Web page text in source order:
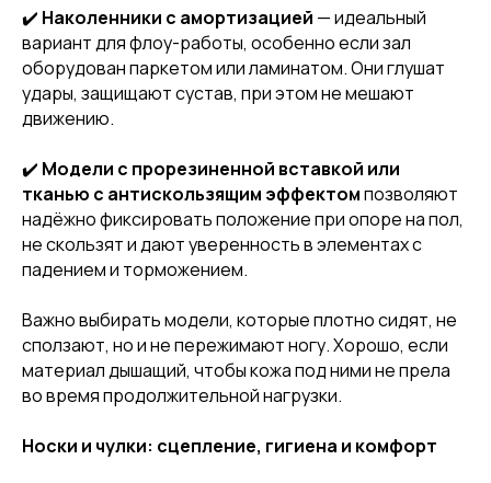
✔️ Наколенники с амортизацией — идеальный
вариант для флоу-работы, особенно если зал
оборудован паркетом или ламинатом. Они глушат
удары, защищают сустав, при этом не мешают
движению.
✔️ Модели с прорезиненной вставкой или
тканью с антискользящим эффектомпозволяют
надёжно фиксировать положение при опоре на пол,
не скользят и дают уверенность в элементах с
падением и торможением.
Важно выбирать модели, которые плотно сидят, не
сползают, но и не пережимают ногу. Хорошо, если
материал дышащий, чтобы кожа под ними не прела
во время продолжительной нагрузки.
Носки и чулки: сцепление, гигиена и комфорт